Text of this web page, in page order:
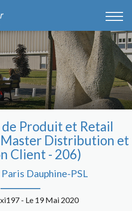
Produit et Retail
Distribution et
Client - 206)
Dauphine-PSL
- Le 19 Mai 2020